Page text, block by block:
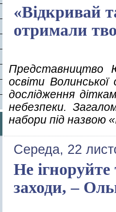
«Відкривай
отримали
Представництво
освіти
дослідження
небезпеки.
набори під назвою
Середа, 22
Не ігноруйте
заходи, –